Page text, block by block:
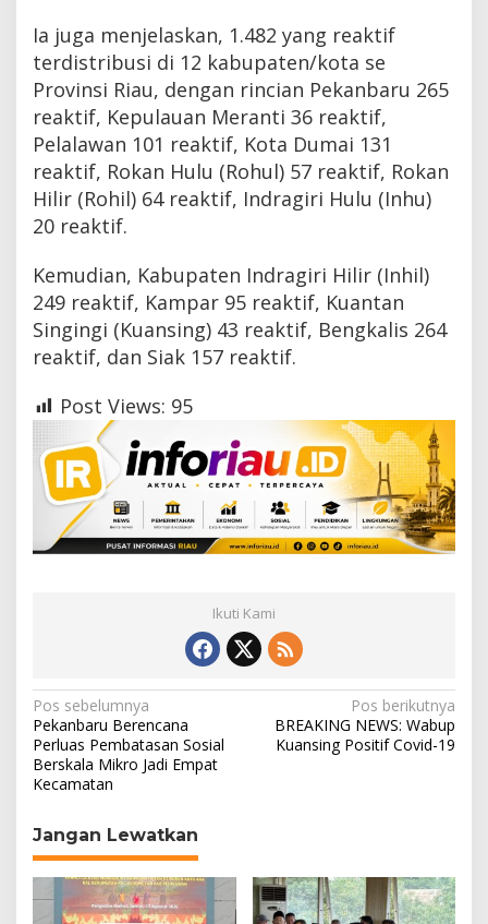
Ia juga menjelaskan, 1.482 yang reaktif
terdistribusi di 12 kabupaten/kota se
Provinsi Riau, dengan rincian Pekanbaru 265
reaktif, Kepulauan Meranti 36 reaktif,
Pelalawan 101 reaktif, Kota Dumai 131
reaktif, Rokan Hulu (Rohul) 57 reaktif, Rokan
Hilir (Rohil) 64 reaktif, Indragiri Hulu (Inhu)
20 reaktif.
Kemudian, Kabupaten Indragiri Hilir (Inhil)
249 reaktif, Kampar 95 reaktif, Kuantan
Singingi (Kuansing) 43 reaktif, Bengkalis 264
reaktif, dan Siak 157 reaktif.
Post Views: 95
Ikuti Kami
N
a
v
g
a
s
Pos sebelumnya
Pekanbaru Berencana
Perluas Pembatasan Sosial
Berskala Mikro Jadi Empat
Kecamatan
Pos berikutnya
BREAKING NEWS: Wabup
Kuansing Positif Covid-19
Jangan Lewatkan